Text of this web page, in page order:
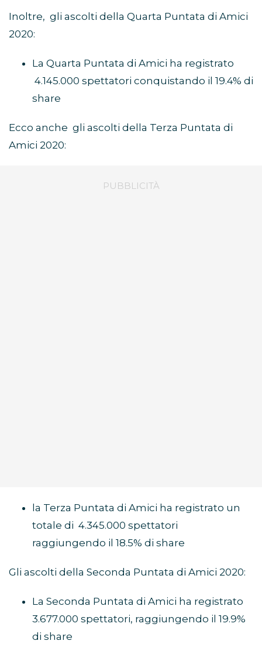
Inoltre, gli ascolti della Quarta Puntata di Amici
2020:
La Quarta Puntata di Amici ha registrato
4.145.000 spettatori conquistando il 19.4% di
share
Ecco anche gli ascolti della Terza Puntata di
Amici 2020:
la Terza Puntata di Amici ha registrato un
totale di 4.345.000 spettatori
raggiungendo il 18.5% di share
Gli ascolti della Seconda Puntata di Amici 2020:
La Seconda Puntata di Amici ha registrato
3.677.000 spettatori, raggiungendo il 19.9%
di share